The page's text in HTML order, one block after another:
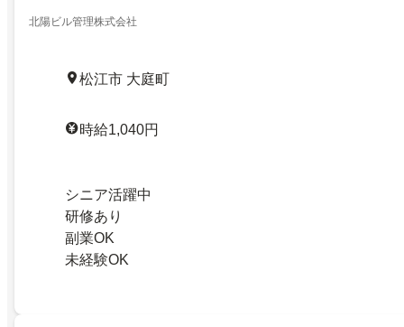
北陽ビル管理株式会社
松江市 大庭町
時給1,040円
シニア活躍中
研修あり
副業OK
未経験OK